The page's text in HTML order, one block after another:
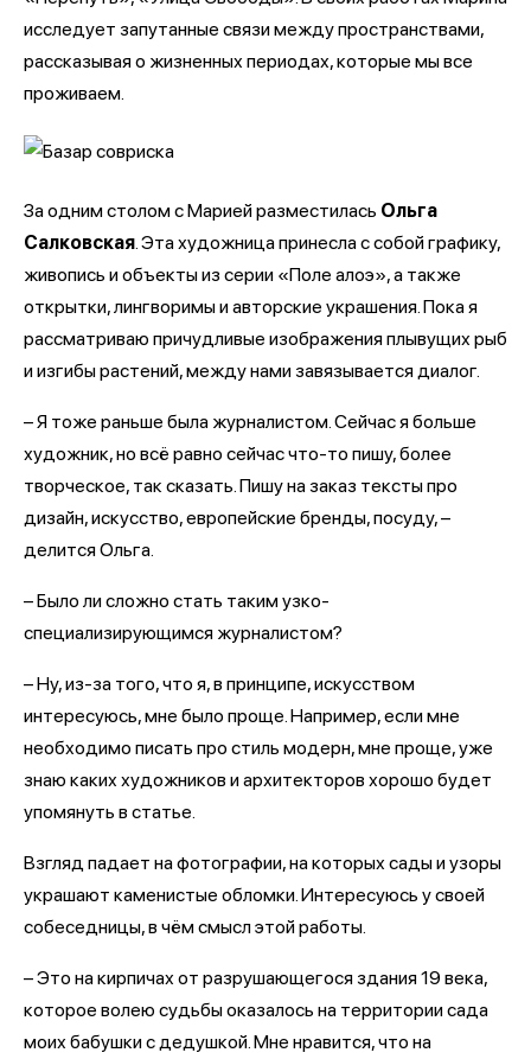
исследует запутанные связи между пространствами,
рассказывая о жизненных периодах, которые мы все
проживаем.
За одним столом с Марией разместилась Ольга
Салковская . Эта художница принесла с собой графику,
живопись и объекты из серии «Поле алоэ», а также
открытки, лингворимы и авторские украшения. Пока я
рассматриваю причудливые изображения плывущих рыб
и изгибы растений, между нами завязывается диалог.
– Я тоже раньше была журналистом. Сейчас я больше
художник, но всё равно сейчас что-то пишу, более
творческое, так сказать. Пишу на заказ тексты про
дизайн, искусство, европейские бренды, посуду, –
делится Ольга.
– Было ли сложно стать таким узко-
специализирующимся журналистом?
– Ну, из-за того, что я, в принципе, искусством
интересуюсь, мне было проще. Например, если мне
необходимо писать про стиль модерн, мне проще, уже
знаю каких художников и архитекторов хорошо будет
упомянуть в статье.
Взгляд падает на фотографии, на которых сады и узоры
украшают каменистые обломки. Интересуюсь у своей
собеседницы, в чём смысл этой работы.
– Это на кирпичах от разрушающегося здания 19 века,
которое волею судьбы оказалось на территории сада
моих бабушки с дедушкой. Мне нравится, что на